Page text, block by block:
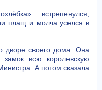
встрепенулся,
плащ и молча уселся в
дворе своего дома. Она
замок всю королевскую
А потом сказала